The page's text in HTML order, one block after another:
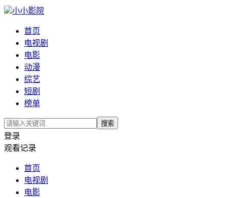
小小影院
首页
电视剧
电影
动漫
综艺
短剧
榜单
搜索
登录
观看记录
首页
电视剧
电影